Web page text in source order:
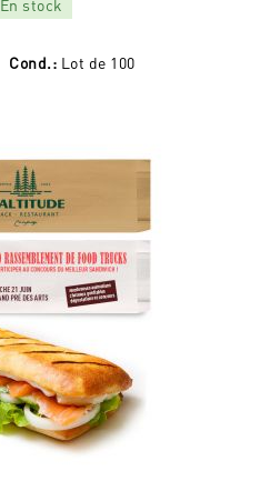
Cond.: Lot de 100